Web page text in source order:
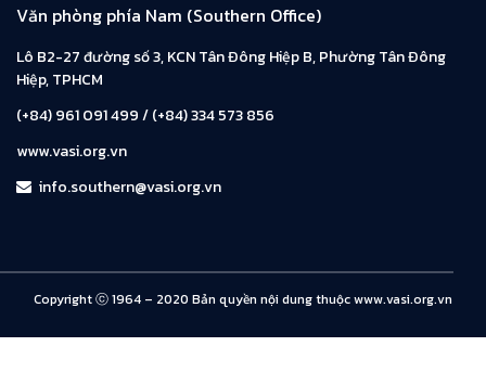
Văn phòng phía Nam (Southern Office)
Lô B2-27 đường số 3, KCN Tân Đông Hiệp B, Phường Tân Đông
Hiệp, TPHCM
(+84) 961 091 499 / (+84) 334 573 856
www.vasi.org.vn
info.southern@vasi.org.vn
Copyright ⓒ 1964 – 2020 Bản quyền nội dung thuộc www.vasi.org.vn